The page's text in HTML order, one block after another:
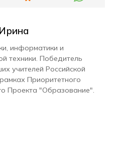
информатики и
техники. Победитель
учителей Российской
Приоритетного
Проекта "Образование".